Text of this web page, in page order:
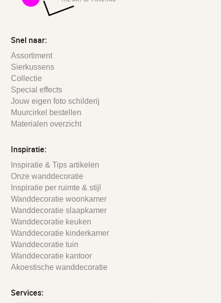
Snel naar:
Assortiment
Sierkussens
Collectie
Special effects
Jouw eigen foto schilderij
Muurcirkel bestellen
Materialen overzicht
Inspiratie:
Inspiratie & Tips artikelen
Onze wanddecoratie
Inspiratie per ruimte & stijl
Wanddecoratie woonkamer
Wanddecoratie slaapkamer
Wanddecoratie keuken
Wanddecoratie kinderkamer
Wanddecoratie tuin
Wanddecoratie kantoor
Akoestische wanddecoratie
Services: